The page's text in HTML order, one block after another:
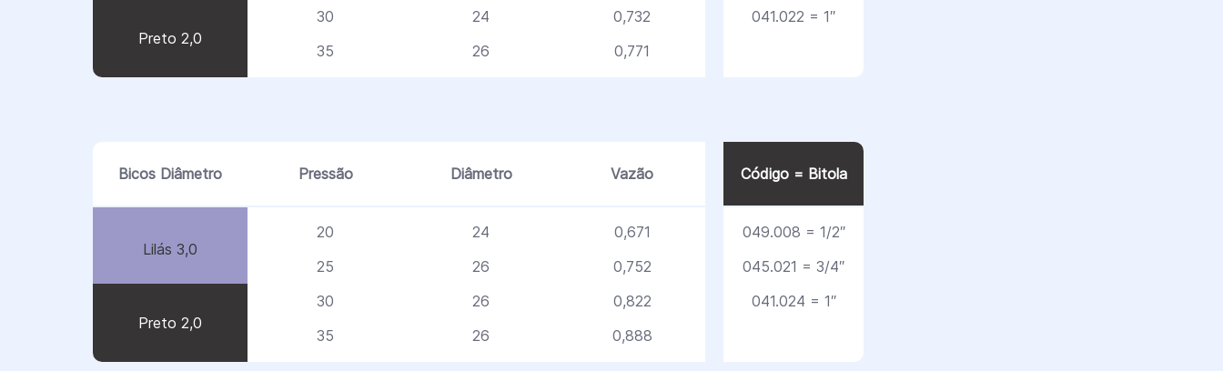
Preto 2,0
30 24 0,732
041.022 = 1″
35
26 0,771
Bicos Diâmetro Pressão Diâmetro Vazão Código = Bitola
Lilás 3,0
20 24 0,671
049.008 = 1/2″
25
26 0,752 045.021 = 3/4″
Preto 2,0
30 26 0,822
041.024 = 1″
35
26 0,888